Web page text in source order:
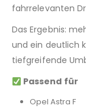
fahrrelevanten
Das Ergebnis:
und ein deutlich
tiefgreifende
Passend für
Opel Astra F